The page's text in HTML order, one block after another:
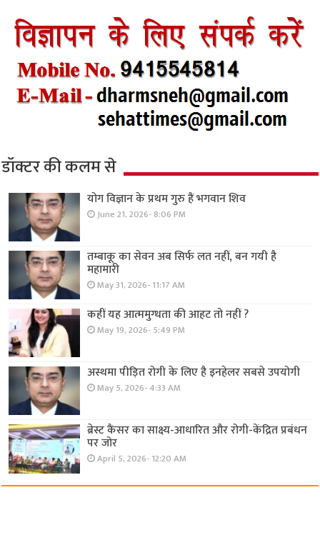
डॉक्टर की कलम से
योग विज्ञान के प्रथम गुरु हैं भगवान शिव
June 21, 2026- 8:06 PM
तम्बाकू का सेवन अब सिर्फ लत नहीं, बन गयी है
महामारी
May 31, 2026- 11:17 AM
कहीं यह आत्ममुग्धता की आहट तो नहीं ?
May 19, 2026- 5:49 PM
अस्थमा पीड़ित रोगी के लिए है इनहेलर सबसे उपयोगी
May 5, 2026- 4:33 AM
ब्रेस्ट कैंसर का साक्ष्य-आधारित और रोगी-केंद्रित प्रबंधन
पर जोर
April 5, 2026- 12:20 AM